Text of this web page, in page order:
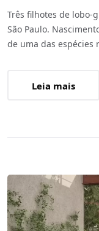
Três filhotes de lobo-
São Paulo.
de uma das espécies
Leia mais